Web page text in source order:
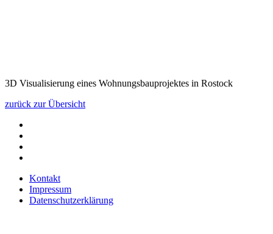
3D Visualisierung eines Wohnungsbauprojektes in Rostock
zurück zur Übersicht
Kontakt
Impressum
Datenschutzerklärung